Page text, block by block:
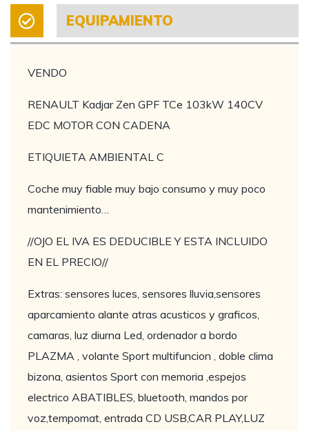
EQUIPAMIENTO
VENDO
RENAULT Kadjar Zen GPF TCe 103kW 140CV
EDC MOTOR CON CADENA
ETIQUIETA AMBIENTAL C
Coche muy fiable muy bajo consumo y muy poco
mantenimiento…
//OJO EL IVA ES DEDUCIBLE Y ESTA INCLUIDO
EN EL PRECIO//
Extras: sensores luces, sensores lluvia,sensores
aparcamiento alante atras acusticos y graficos,
camaras, luz diurna Led, ordenador a bordo
PLAZMA , volante Sport multifuncion , doble clima
bizona, asientos Sport con memoria ,espejos
electrico ABATIBLES, bluetooth, mandos por
voz,tempomat, entrada CD USB,CAR PLAY,LUZ